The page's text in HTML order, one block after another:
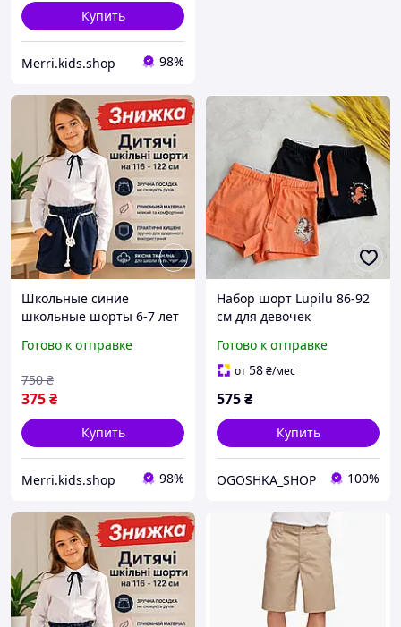
Купить
Merri.kids.shop 98%
Школьные синие
школьные шорты 6-7 лет
подростка , детские
резинке
Готово к отправке
375₴
750 ₴
Купить
Merri.kids.shop 98%
Набор шорт Lupilu 86-92
см для девочек
Готово к отправке
от58₴/мес
575₴
Купить
OGOSHKA_SHOP 100%